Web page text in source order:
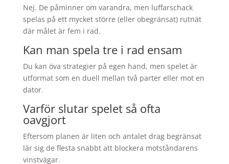
Nej. De påminner om varandra, men luffarschack
spelas på ett mycket större (eller obegränsat) rutnät
där målet är fem i rad.
Kan man spela tre i rad ensam
Du kan öva strategier på egen hand, men spelet är
utformat som en duell mellan två parter eller mot en
dator.
Varför slutar spelet så ofta
oavgjort
Eftersom planen är liten och antalet drag begränsat
lär sig de flesta snabbt att blockera motståndarens
vinstvägar.